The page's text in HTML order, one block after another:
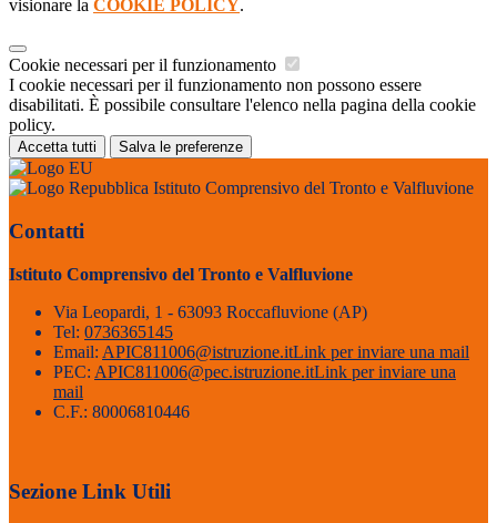
visionare la COOKIE POLICY.
Cookie necessari per il funzionamento
I cookie necessari per il funzionamento non possono essere
disabilitati. È possibile consultare l'elenco nella pagina della cookie
policy.
Accetta tutti Salva le preferenze
Istituto Comprensivo del Tronto e Valfluvione
Contatti
Istituto Comprensivo del Tronto e Valfluvione
Via Leopardi, 1 - 63093 Roccafluvione (AP)
Tel: 0736365145
Email: APIC811006@istruzione.itLink per inviare una mail
PEC: APIC811006@pec.istruzione.itLink per inviare una
mail
C.F.: 80006810446
Sezione Link Utili